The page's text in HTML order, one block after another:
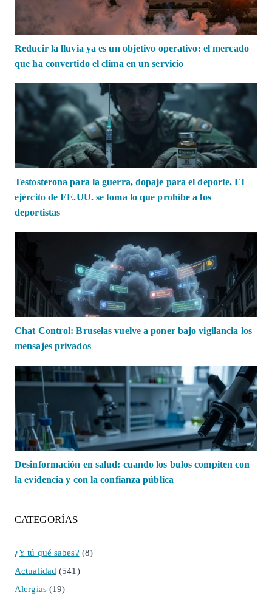
Reducir la lluvia ya es un objetivo operativo: el mercado
que ha convertido el clima en un servicio
Testosterona para la guerra, dopaje para el deporte. El
ejército de EE.UU. se toma lo que prohíbe a los
deportistas
Chat Control: Bruselas vuelve a poner bajo vigilancia los
mensajes privados
Desinformación en salud: cuando los bulos compiten con
la evidencia y con la confianza pública
CATEGORÍAS
¿Y tú qué sabes? (8)
Actualidad (541)
Alergias(19)